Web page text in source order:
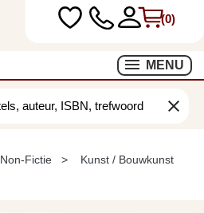
(0)
MENU
clear
Non-Fictie
Kunst / Bouwkunst